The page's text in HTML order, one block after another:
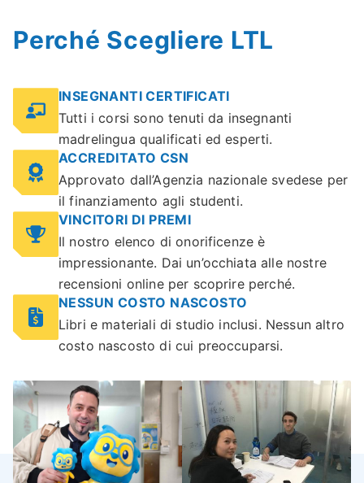
Perché Scegliere LTL
INSEGNANTI CERTIFICATI
Tutti i corsi sono tenuti da insegnanti
madrelingua qualificati ed esperti.
ACCREDITATO CSN
Approvato dall’Agenzia nazionale svedese per
il finanziamento agli studenti.
VINCITORI DI PREMI
Il nostro elenco di onorificenze è
impressionante. Dai un’occhiata alle nostre
recensioni online per scoprire perché.
NESSUN COSTO NASCOSTO
Libri e materiali di studio inclusi. Nessun altro
costo nascosto di cui preoccuparsi.